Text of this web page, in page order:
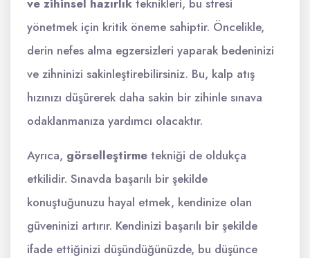
ve zihinsel hazırlık teknikleri, bu stresi
yönetmek için kritik öneme sahiptir. Öncelikle,
derin nefes alma egzersizleri yaparak bedeninizi
ve zihninizi sakinleştirebilirsiniz. Bu, kalp atış
hızınızı düşürerek daha sakin bir zihinle sınava
odaklanmanıza yardımcı olacaktır.
Ayrıca, görselleştirme tekniği de oldukça
etkilidir. Sınavda başarılı bir şekilde
konuştuğunuzu hayal etmek, kendinize olan
güveninizi artırır. Kendinizi başarılı bir şekilde
ifade ettiğinizi düşündüğünüzde, bu düşünce